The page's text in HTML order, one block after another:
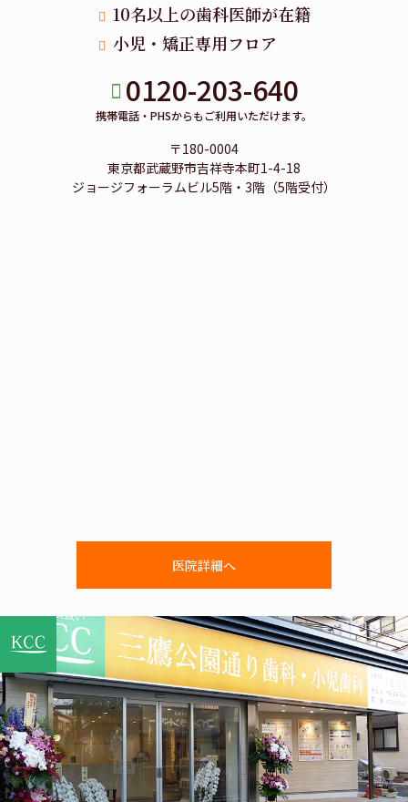
10名以上の歯科医師が在籍
小児・矯正専用フロア
0120-203-640
携帯電話・PHSからもご利用いただけます。
〒180-0004
東京都武蔵野市吉祥寺本町1-4-18
ジョージフォーラムビル5階・3階（5階受付）
医院詳細へ